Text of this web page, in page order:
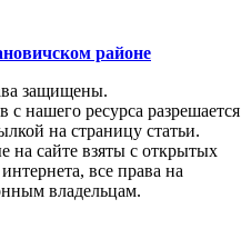
районе
защищены.
нашего ресурса разрешается
на страницу статьи.
на сайте взяты с открытых
все права на
владельцам.